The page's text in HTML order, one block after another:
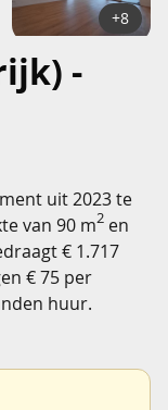
-
+8
uit 2023 te
van 90 m2 en
€ 1.717
€ 75 per
huur.